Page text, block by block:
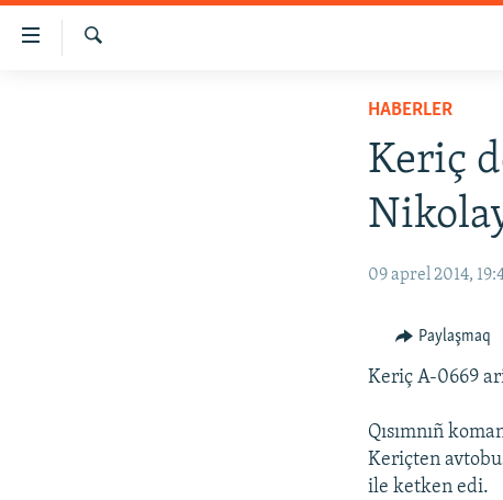
açıqlığı
HABERLER
Keriç
09 aprel 2014,
Paylaşmaq
Keriç A-0669
Qısımnıñ
Keriçten
ile ketken edi.